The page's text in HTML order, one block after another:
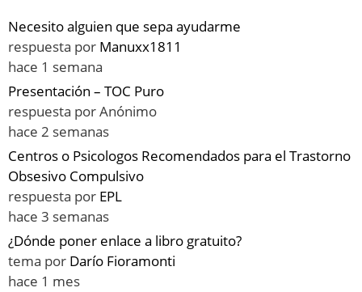
Necesito alguien que sepa ayudarme
respuesta por Manuxx1811
hace 1 semana
Presentación – TOC Puro
respuesta porAnónimo
hace 2 semanas
Centros o Psicologos Recomendados para el Trastorno
Obsesivo Compulsivo
respuesta por EPL
hace 3 semanas
¿Dónde poner enlace a libro gratuito?
tema por Darío Fioramonti
hace 1 mes